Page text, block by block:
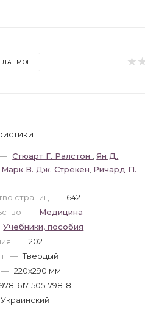
— Стюарт Г. Ралстон ,Ян Д.
Марк В. Дж. Стрекен Ричард П.
страниц — 642
— Медицина
Учебники, пособия
— 2021
— Твердый
— 220x290 мм
978-617-505-798-8
Украинский